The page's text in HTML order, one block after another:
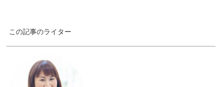
この記事のライター